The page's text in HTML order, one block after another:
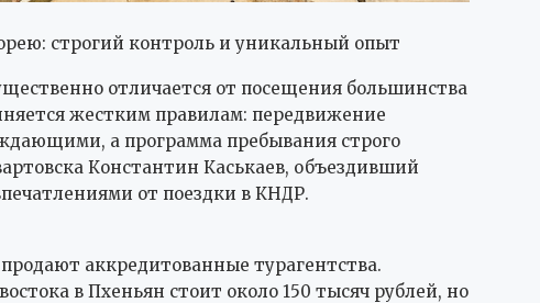
строгий контроль и уникальный опыт
отличается от посещения большинства
жестким правилам: передвижение
а программа пребывания строго
Константин Каськаев, объездивший
от поездки в КНДР.
аккредитованные турагентства.
в Пхеньян стоит около 150 тысяч рублей, но